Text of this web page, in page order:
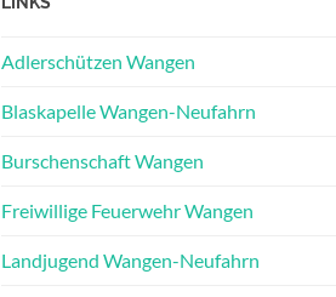
Adlerschützen Wangen
Blaskapelle Wangen-Neufahrn
Burschenschaft Wangen
Freiwillige Feuerwehr Wangen
Landjugend Wangen-Neufahrn